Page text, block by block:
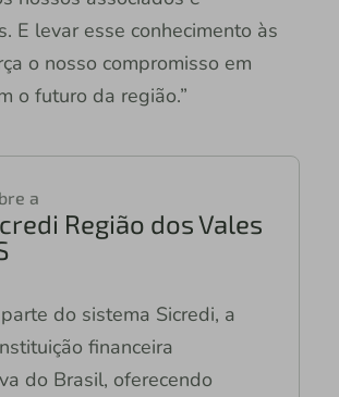
E levar esse conhecimento às
o nosso compromisso em
o futuro da região.”
a
Região dos Vales
do sistema Sicredi, a
financeira
do Brasil, oferecendo